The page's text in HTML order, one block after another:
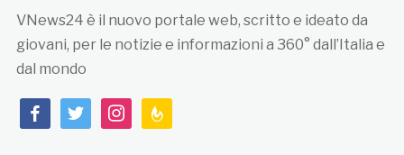
VNews24 è il nuovo portale web, scritto e ideato da
giovani, per le notizie e informazioni a 360° dall’Italia e
dal mondo
facebooktwitterinstagramfeedburner